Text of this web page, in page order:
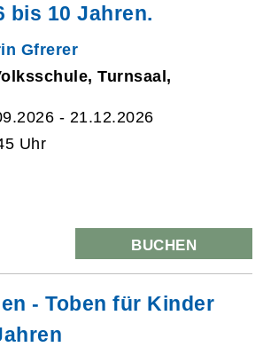
bis 10 Jahren.
Gfrerer
Turnsaal,
- 21.12.2026
Uhr
BUCHEN
- Toben für Kinder